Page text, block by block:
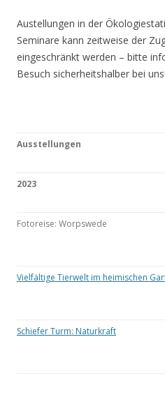
Austellungen in der
Seminare kann zeitweise der
eingeschränkt werden – bitte
Besuch sicherheitshalber bei uns!
Ausstellungen
2023
Fotoreise: Worpswede
Vielfältige Tierwelt im heimischen
Schiefer Turm: Naturkraft